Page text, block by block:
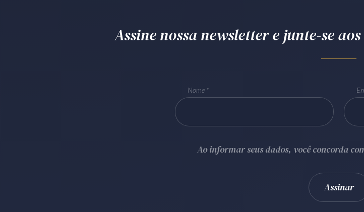
Assine nossa newsletter e junte-se
Nome
Ao informar seus dados, você concorda